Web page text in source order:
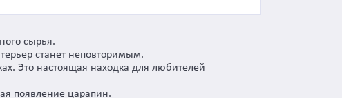
сырья.
станет неповторимым.
Это настоящая находка для любителей
появление царапин.